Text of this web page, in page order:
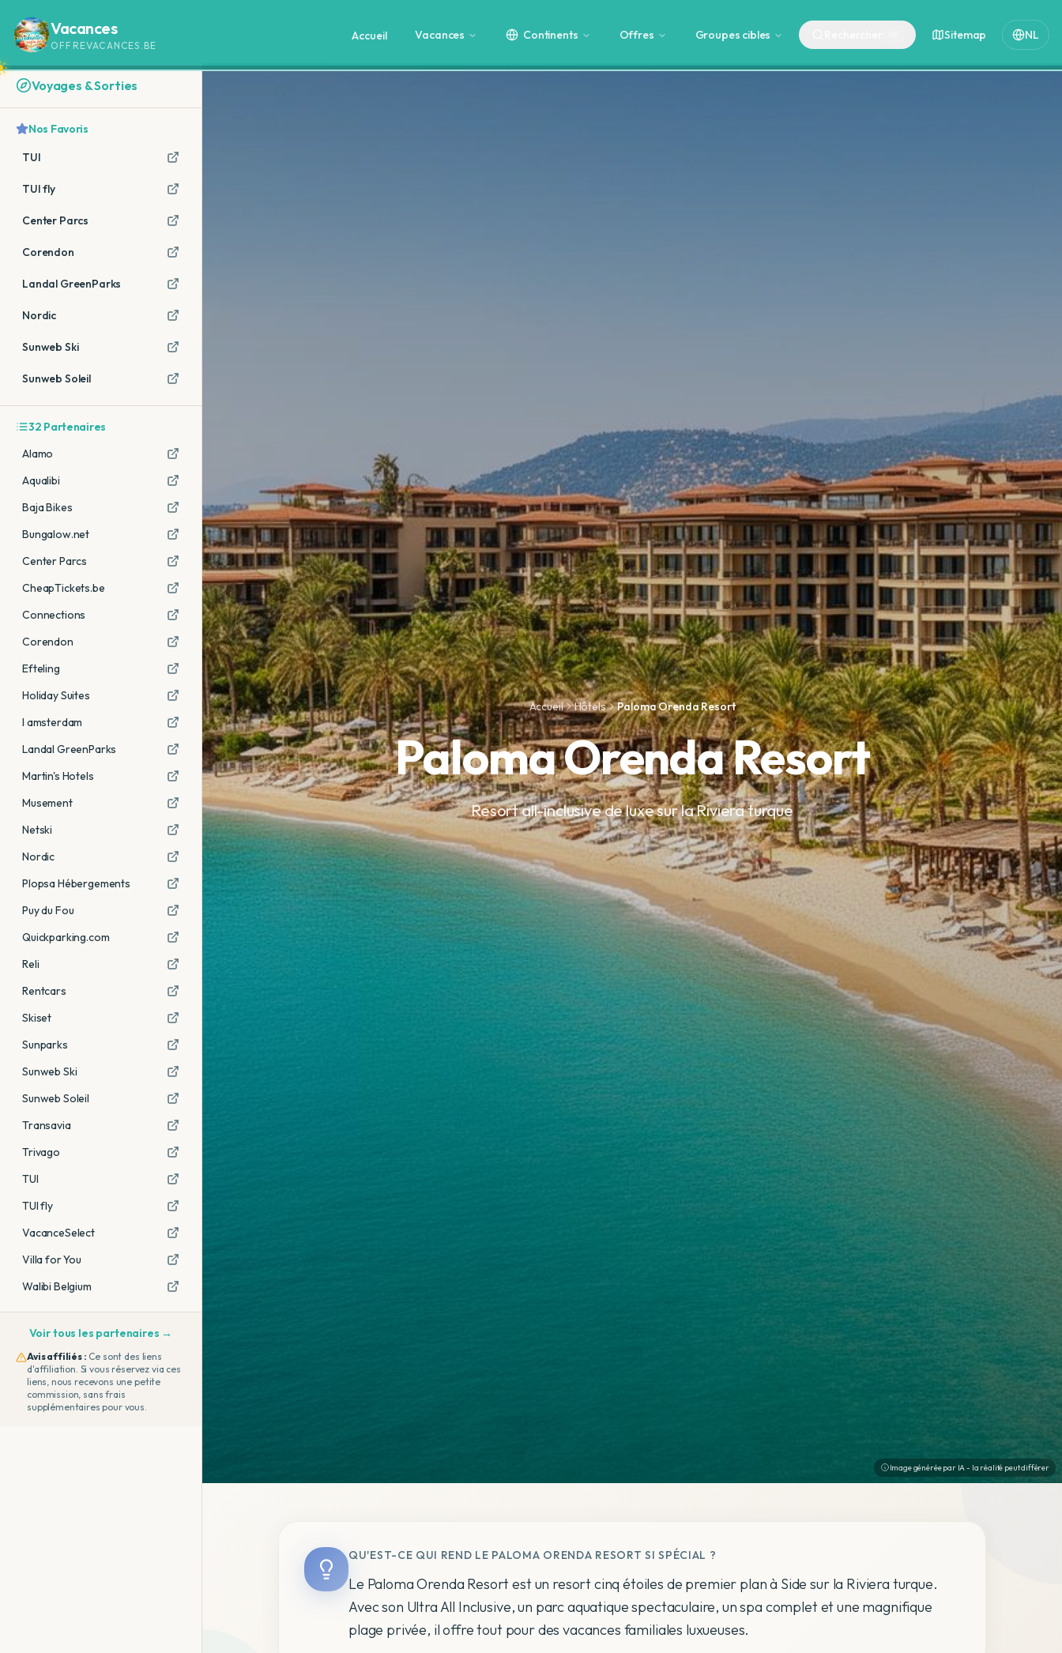
Vacances
OFFREVACANCES.BE
Accueil Vacances Continents Offres Groupes cibles Sitemap NL
Image générée par IA - la réalité peut différer
Accueil Hôtels Paloma Orenda Resort
Paloma Orenda Resort
Resort all-inclusive de luxe sur la Riviera turque
QU'EST-CE QUI REND LE PALOMA ORENDA RESORT SI SPÉCIAL ?
Le Paloma Orenda Resort est un resort cinq étoiles de premier plan à Side sur la Riviera turque.
Avec son Ultra All Inclusive, un parc aquatique spectaculaire, un spa complet et une magnifique
plage privée, il offre tout pour des vacances familiales luxueuses.
Voyages & Sorties
Nos Favoris
TUI
TUI fly
Center Parcs
Corendon
Landal GreenParks
Nordic
Sunweb Ski
Sunweb Soleil
32 Partenaires
Alamo
Aqualibi
Baja Bikes
Bungalow.net
Center Parcs
CheapTickets.be
Connections
Corendon
Efteling
Holiday Suites
I amsterdam
Landal GreenParks
Martin's Hotels
Musement
Netski
Nordic
Plopsa Hébergements
Puy du Fou
Quickparking.com
Reli
Rentcars
Skiset
Sunparks
Sunweb Ski
Sunweb Soleil
Transavia
Trivago
TUI
TUI fly
VacanceSelect
Villa for You
Walibi Belgium
Voir tous les partenaires →
Avis affiliés : Ce sont des liens
d'affiliation. Si vous réservez via ces
liens, nous recevons une petite
commission, sans frais
supplémentaires pour vous.